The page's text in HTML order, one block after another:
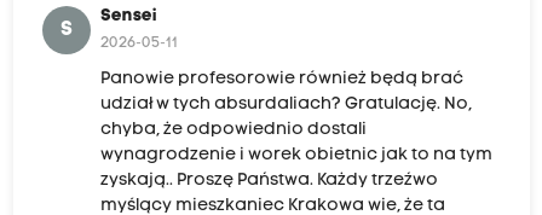
S
Sensei
2026-05-11
Panowie profesorowie również będą brać
udział w tych absurdaliach? Gratulację. No,
chyba, że odpowiednio dostali
wynagrodzenie i worek obietnic jak to na tym
zyskają.. Proszę Państwa. Każdy trzeźwo
myślący mieszkaniec Krakowa wie, że ta